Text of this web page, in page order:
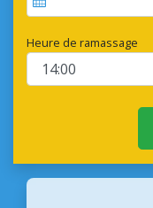
Heure de ramassage